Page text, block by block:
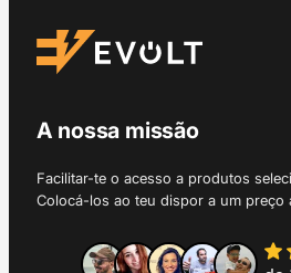
A nossa missão
Facilitar-te o acesso a produtos
Colocá-los ao teu dispor a um